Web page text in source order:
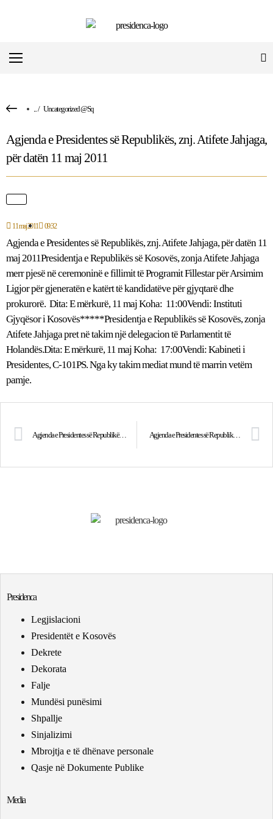
.../ Uncategorized @sq
Agjenda e Presidentes së Republikës, znj. Atifete Jahjaga,
për datën 11 maj 2011
11 maj 2011 09:32
Agjenda e Presidentes së Republikës, znj. Atifete Jahjaga, për datën 11
maj 2011Presidentja e Republikës së Kosovës, zonja Atifete Jahjaga
merr pjesë në ceremoninë e fillimit të Programit Fillestar për Arsimim
Ligjor për gjeneratën e katërt të kandidatëve për gjyqtarë dhe
prokurorë. Dita: E mërkurë, 11 maj Koha: 11:00Vendi: Instituti
Gjyqësor i Kosovës*****Presidentja e Republikës së Kosovës, zonja
Atifete Jahjaga pret në takim një delegacion të Parlamentit të
Holandës.Dita: E mërkurë, 11 maj Koha: 17:00Vendi: Kabineti i
Presidentes, C-101PS. Nga ky takim mediat mund të marrin vetëm
pamje.
Agjenda e Presidentes së Republikës, znj. Atifete Jahjaga, për datën 10 maj 2011 Agjenda e Presidentes së Republikës, znj. Atifete Jahjaga, për datën 12 maj 2011
Presidenca
Legjislacioni
Presidentët e Kosovës
Dekrete
Dekorata
Falje
Mundësi punësimi
Shpallje
Sinjalizimi
Mbrojtja e të dhënave personale
Qasje në Dokumente Publike
Media